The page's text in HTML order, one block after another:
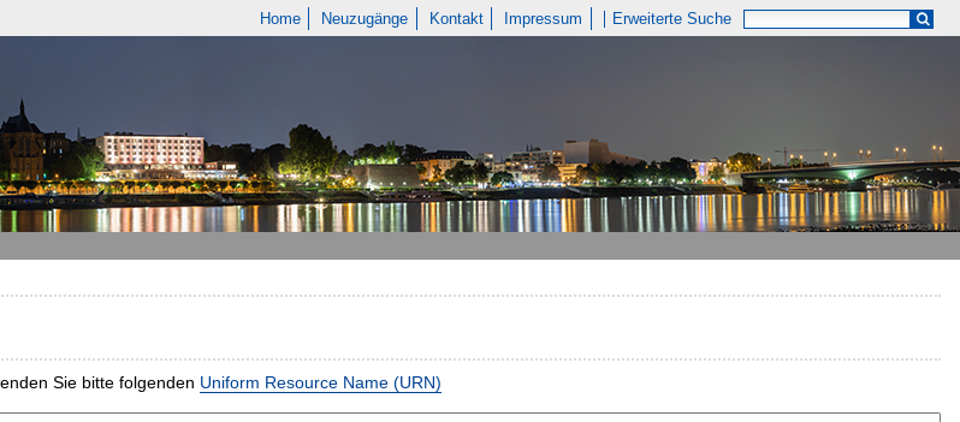
Home Neuzugänge Kontakt Impressum Erweiterte Suche
Sie bitte folgenden Uniform Resource Name (URN)